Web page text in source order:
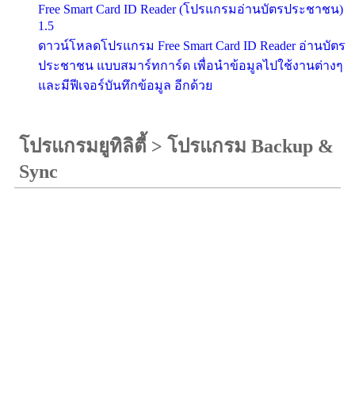
Free Smart Card ID Reader (โปรแกรมอ่านบัตรประชาชน)
1.5
ดาวน์โหลดโปรแกรม Free Smart Card ID Reader อ่านบัตร
ประชาชน แบบสมาร์ทการ์ด เพื่อนำข้อมูลไปใช้งานต่างๆ
และมีฟีเจอร์บันทึกข้อมูล อีกด้วย
โปรแกรมยูทิลิตี้ > โปรแกรม Backup &
Sync